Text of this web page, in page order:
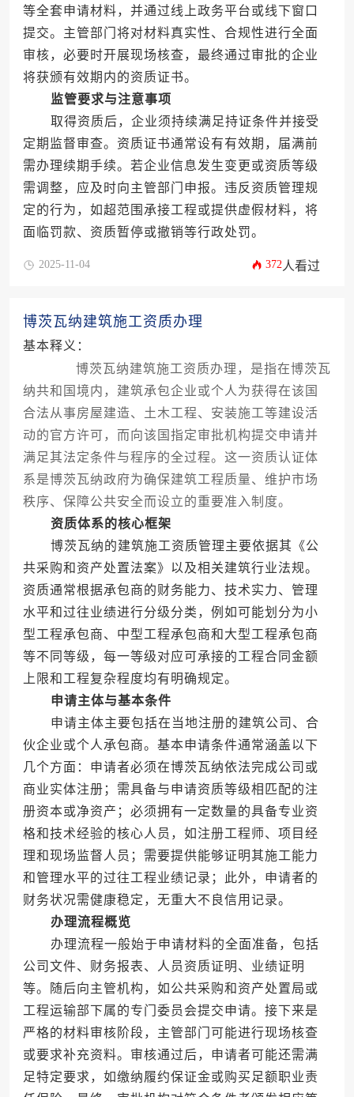
等全套申请材料，并通过线上政务平台或线下窗口
提交。主管部门将对材料真实性、合规性进行全面
审核，必要时开展现场核查，最终通过审批的企业
将获颁有效期内的资质证书。
监管要求与注意事项
取得资质后，企业须持续满足持证条件并接受
定期监督审查。资质证书通常设有有效期，届满前
需办理续期手续。若企业信息发生变更或资质等级
需调整，应及时向主管部门申报。违反资质管理规
定的行为，如超范围承接工程或提供虚假材料，将
面临罚款、资质暂停或撤销等行政处罚。
2025-11-04 372人看过
博茨瓦纳建筑施工资质办理
基本释义：
博茨瓦纳建筑施工资质办理，是指在博茨瓦
纳共和国境内，建筑承包企业或个人为获得在该国
合法从事房屋建造、土木工程、安装施工等建设活
动的官方许可，而向该国指定审批机构提交申请并
满足其法定条件与程序的全过程。这一资质认证体
系是博茨瓦纳政府为确保建筑工程质量、维护市场
秩序、保障公共安全而设立的重要准入制度。
资质体系的核心框架
博茨瓦纳的建筑施工资质管理主要依据其《公
共采购和资产处置法案》以及相关建筑行业法规。
资质通常根据承包商的财务能力、技术实力、管理
水平和过往业绩进行分级分类，例如可能划分为小
型工程承包商、中型工程承包商和大型工程承包商
等不同等级，每一等级对应可承接的工程合同金额
上限和工程复杂程度均有明确规定。
申请主体与基本条件
申请主体主要包括在当地注册的建筑公司、合
伙企业或个人承包商。基本申请条件通常涵盖以下
几个方面：申请者必须在博茨瓦纳依法完成公司或
商业实体注册；需具备与申请资质等级相匹配的注
册资本或净资产；必须拥有一定数量的具备专业资
格和技术经验的核心人员，如注册工程师、项目经
理和现场监督人员；需要提供能够证明其施工能力
和管理水平的过往工程业绩记录；此外，申请者的
财务状况需健康稳定，无重大不良信用记录。
办理流程概览
办理流程一般始于申请材料的全面准备，包括
公司文件、财务报表、人员资质证明、业绩证明
等。随后向主管机构，如公共采购和资产处置局或
工程运输部下属的专门委员会提交申请。接下来是
严格的材料审核阶段，主管部门可能进行现场核查
或要求补充资料。审核通过后，申请者可能还需满
足特定要求，如缴纳履约保证金或购买足额职业责